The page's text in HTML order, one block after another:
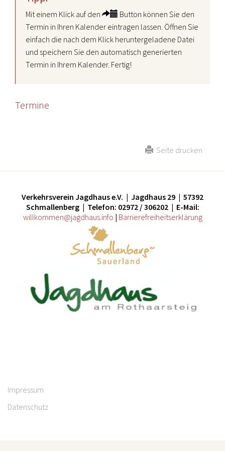
Mit einem Klick auf den
Button können Sie den
Termin in Ihren Kalender eintragen lassen. Öffnen Sie
einfach die nach dem Klick heruntergeladene Datei
und speichern Sie den automatisch generierten
Termin in Ihrem Kalender. Fertig!
Termine
Seite drucken
Verkehrsverein Jagdhaus e.V. | Jagdhaus 29 | 57392
Schmallenberg | Telefon: 02972 / 306202 | E-Mail:
willkommen@jagdhaus.info | Barrierefreiheitserklärung
Impressum
Datenschutz